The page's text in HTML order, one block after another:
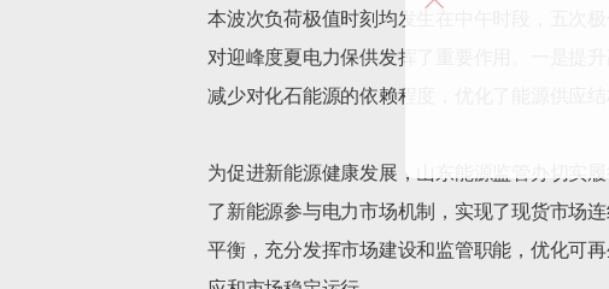
本波次负荷极值时刻均发生在中午时段，五次极
对迎峰度夏电力保供发挥了重要作用。一是提
减少对化石能源的依赖程度，优化了能源供应
为促进新能源健康发展，山东能源监管办切实
了新能源参与电力市场机制，实现了现货市场
平衡，充分发挥市场建设和监管职能，优化可